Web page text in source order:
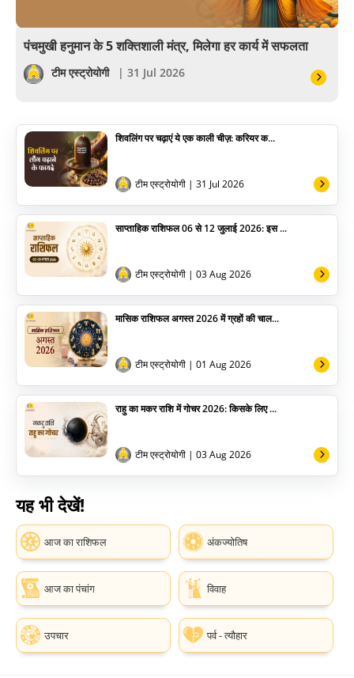
सेलिब्रिटी
योग
अन्य
पंचमुखी हनुमान के 5 शक्तिशाली मंत्र, मिलेगा हर कार्य में सफलता
टीम एस्ट्रोयोगी | 31 Jul 2026
शिवलिंग पर चढ़ाएं ये एक काली चीज़: करियर क...
टीम एस्ट्रोयोगी | 31 Jul 2026
साप्ताहिक राशिफल 06 से 12 जुलाई 2026: इस ...
टीम एस्ट्रोयोगी | 03 Aug 2026
मासिक राशिफल अगस्त 2026 में ग्रहों की चाल...
टीम एस्ट्रोयोगी | 01 Aug 2026
राहु का मकर राशि में गोचर 2026: किसके लिए ...
टीम एस्ट्रोयोगी | 03 Aug 2026
यह भी देखें!
आज का राशिफल अंकज्योतिष
आज का पंचांग विवाह
उपचार पर्व - त्यौहार